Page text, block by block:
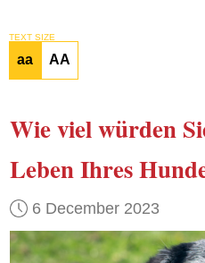
TEXT SIZE
aa AA
Wie vielwürden
Leben Ihres
6 December 2023